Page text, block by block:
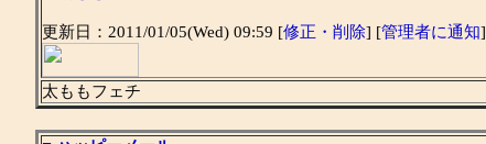
更新日：2011/01/05(Wed) 09:59 [修正・削除] [管理者に通知]
太ももフェチ